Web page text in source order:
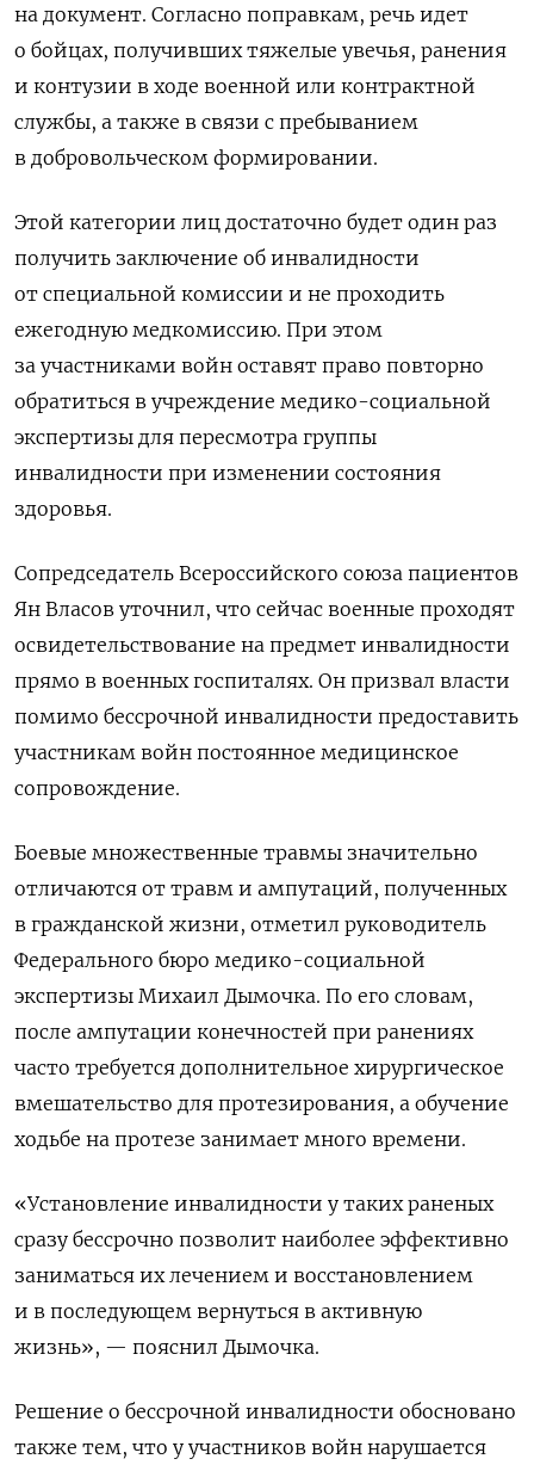
на документ. Согласно поправкам, речь идет
о бойцах, получивших тяжелые увечья, ранения
и контузии в ходе военной или контрактной
службы, а также в связи с пребыванием
в добровольческом формировании.
Этой категории лиц достаточно будет один раз
получить заключение об инвалидности
от специальной комиссии и не проходить
ежегодную медкомиссию. При этом
за участниками войн оставят право повторно
обратиться в учреждение медико-социальной
экспертизы для пересмотра группы
инвалидности при изменении состояния
здоровья.
Сопредседатель Всероссийского союза пациентов
Ян Власов уточнил, что сейчас военные проходят
освидетельствование на предмет инвалидности
прямо в военных госпиталях. Он призвал власти
помимо бессрочной инвалидности предоставить
участникам войн постоянное медицинское
сопровождение.
Боевые множественные травмы значительно
отличаются от травм и ампутаций, полученных
в гражданской жизни, отметил руководитель
Федерального бюро медико-социальной
экспертизы Михаил Дымочка. По его словам,
после ампутации конечностей при ранениях
часто требуется дополнительное хирургическое
вмешательство для протезирования, а обучение
ходьбе на протезе занимает много времени.
«Установление инвалидности у таких раненых
сразу бессрочно позволит наиболее эффективно
заниматься их лечением и восстановлением
и в последующем вернуться в активную
жизнь», — пояснил Дымочка.
Решение о бессрочной инвалидности обосновано
также тем, что у участников войн нарушается